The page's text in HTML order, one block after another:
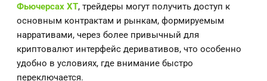
Фьючерсах XT, трейдеры могут получить доступ к
основным контрактам и рынкам, формируемым
нарративами, через более привычный для
криптовалют интерфейс деривативов, что особенно
удобно в условиях, где внимание быстро
переключается.